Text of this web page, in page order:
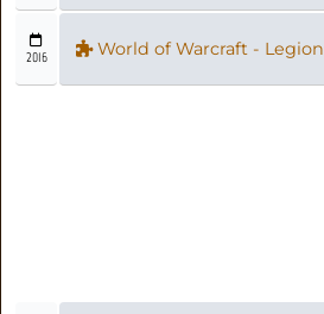
2016 World of Warcraft - Legion